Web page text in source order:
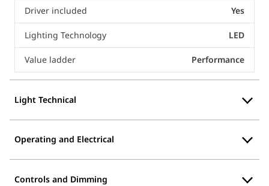
Driver included Yes
Lighting Technology LED
Value ladder Performance
Light Technical
Operating and Electrical
Controls and Dimming